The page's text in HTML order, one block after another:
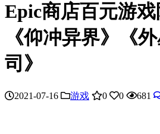
Epic商店百元游
《仰冲异界》《
司》
2021-07-16 游戏 0 0 681